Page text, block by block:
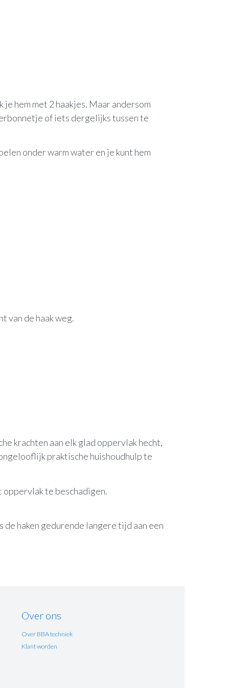
hem met 2 haakjes. Maar andersom
of iets dergelijks tussen te
onder warm water en je kunt hem
van de haak weg.
krachten aan elk glad oppervlak hecht,
praktische huishoudhulp te
te beschadigen.
haken gedurende langere tijd aan een
Over ons
Over BBA techniek
Klant worden